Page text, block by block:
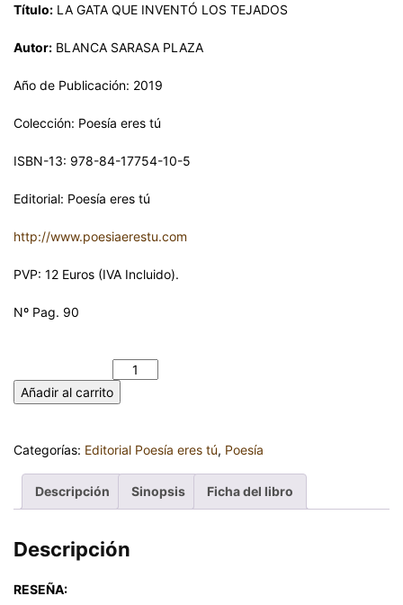
Título: LA GATA QUE INVENTÓ LOS TEJADOS
Autor: BLANCA SARASA PLAZA
Año de Publicación: 2019
Colección: Poesía eres tú
ISBN-13: 978-84-17754-10-5
Editorial: Poesía eres tú
http://www.poesiaerestu.com
PVP: 12 Euros (IVA Incluido).
Nº Pag. 90
Añadir al carrito
Categorías: Editorial Poesía eres tú, Poesía
Descripción Sinopsis Ficha del libro
Descripción
RESEÑA: